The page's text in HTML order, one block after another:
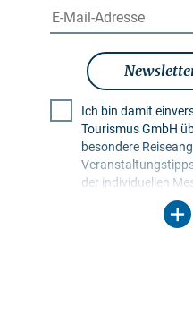
Ich bin damit
Tourismus GmbH über aktuelle Urlaubsthemen,
besondere
der individuellen
Auswertung von
Empfängerprofilen